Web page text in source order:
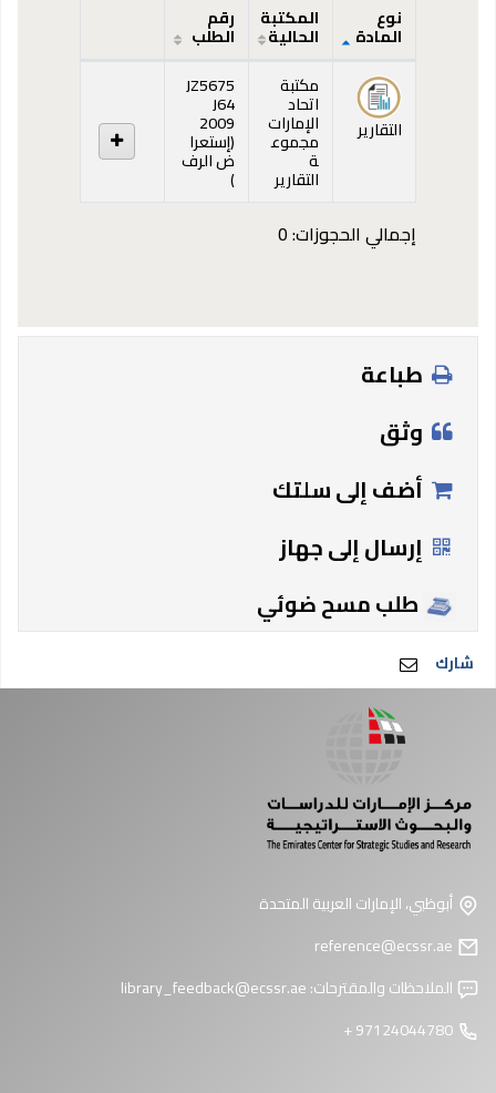
المقتنيات
نوع
المادة
المكتبة
الحالية
رقم
الطلب
التقارير
مكتبة
اتحاد
الإمارات
مجموع
ة
التقارير
JZ5675
J64
2009
(إستعرا
ض الرف
(يفتح أدناه))
إجمالي الحجوزات: 0
طباعة
وثق
أضف إلى سلتك
إرسال إلى جهاز
طلب مسح ضوئي
شارك
أبوظبي، الإمارات العربية المتحدة
الملاحظات والمقترحات:library_feedback@ecssr.ae